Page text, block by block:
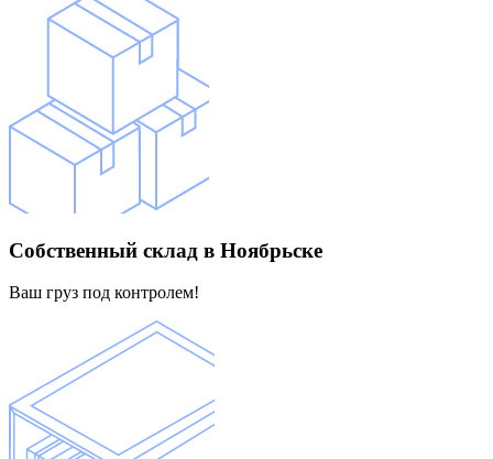
Собственный склад в Ноябрьске
Ваш груз под контролем!